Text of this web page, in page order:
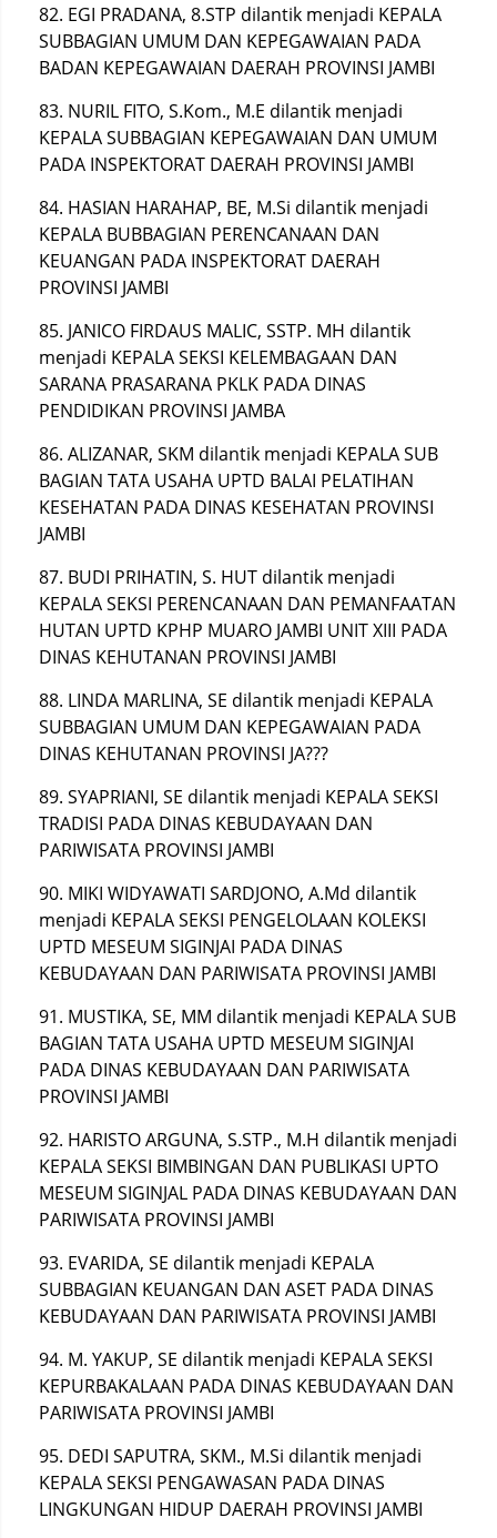
82. EGI PRADANA, 8.STP dilantik menjadi KEPALA
SUBBAGIAN UMUM DAN KEPEGAWAIAN PADA
BADAN KEPEGAWAIAN DAERAH PROVINSI JAMBI
83. NURIL FITO, S.Kom., M.E dilantik menjadi
KEPALA SUBBAGIAN KEPEGAWAIAN DAN UMUM
PADA INSPEKTORAT DAERAH PROVINSI JAMBI
84. HASIAN HARAHAP, BE, M.Si dilantik menjadi
KEPALA BUBBAGIAN PERENCANAAN DAN
KEUANGAN PADA INSPEKTORAT DAERAH
PROVINSI JAMBI
85. JANICO FIRDAUS MALIC, SSTP. MH dilantik
menjadi KEPALA SEKSI KELEMBAGAAN DAN
SARANA PRASARANA PKLK PADA DINAS
PENDIDIKAN PROVINSI JAMBA
86. ALIZANAR, SKM dilantik menjadi KEPALA SUB
BAGIAN TATA USAHA UPTD BALAI PELATIHAN
KESEHATAN PADA DINAS KESEHATAN PROVINSI
JAMBI
87. BUDI PRIHATIN, S. HUT dilantik menjadi
KEPALA SEKSI PERENCANAAN DAN PEMANFAATAN
HUTAN UPTD KPHP MUARO JAMBI UNIT XIII PADA
DINAS KEHUTANAN PROVINSI JAMBI
88. LINDA MARLINA, SE dilantik menjadi KEPALA
SUBBAGIAN UMUM DAN KEPEGAWAIAN PADA
DINAS KEHUTANAN PROVINSI JA???
89. SYAPRIANI, SE dilantik menjadi KEPALA SEKSI
TRADISI PADA DINAS KEBUDAYAAN DAN
PARIWISATA PROVINSI JAMBI
90. MIKI WIDYAWATI SARDJONO, A.Md dilantik
menjadi KEPALA SEKSI PENGELOLAAN KOLEKSI
UPTD MESEUM SIGINJAI PADA DINAS
KEBUDAYAAN DAN PARIWISATA PROVINSI JAMBI
91. MUSTIKA, SE, MM dilantik menjadi KEPALA SUB
BAGIAN TATA USAHA UPTD MESEUM SIGINJAI
PADA DINAS KEBUDAYAAN DAN PARIWISATA
PROVINSI JAMBI
92. HARISTO ARGUNA, S.STP., Μ.Η dilantik menjadi
KEPALA SEKSI BIMBINGAN DAN PUBLIKASI UPTO
MESEUM SIGINJAL PADA DINAS KEBUDAYAAN DAN
PARIWISATA PROVINSI JAMBI
93. EVARIDA, SE dilantik menjadi KEPALA
SUBBAGIAN KEUANGAN DAN ASET PADA DINAS
KEBUDAYAAN DAN PARIWISATA PROVINSI JAMBI
94. M. YAKUP, SE dilantik menjadi KEPALA SEKSI
KEPURBAKALAAN PADA DINAS KEBUDAYAAN DAN
PARIWISATA PROVINSI JAMBI
95. DEDI SAPUTRA, SKM., M.Si dilantik menjadi
KEPALA SEKSI PENGAWASAN PADA DINAS
LINGKUNGAN HIDUP DAERAH PROVINSI JAMBI